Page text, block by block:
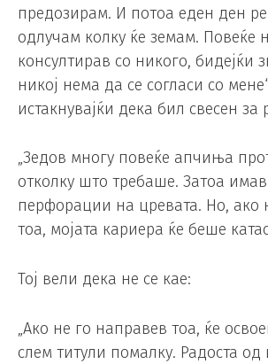
предозирам. И потоа еден ден
одлучам колку ќе земам. Повеќе
консултирав со никого, бидејќи
никој нема да се согласи со
истакнувајќи дека бил свесен за
„Зедов многу повеќе апчиња
отколку што требаше. Затоа
перфорации на цревата. Но, ако
тоа, мојата кариера ќе беше
Тој вели дека не се кае:
„Ако не го направев тоа, ќе
слем титули помалку. Радоста од